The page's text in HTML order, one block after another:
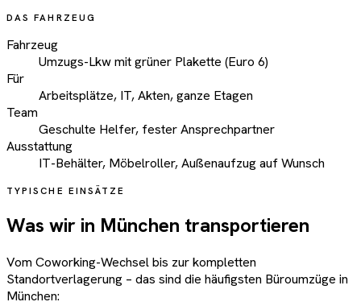
DAS FAHRZEUG
Fahrzeug
Umzugs-Lkw mit grüner Plakette (Euro 6)
Für
Arbeitsplätze, IT, Akten, ganze Etagen
Team
Geschulte Helfer, fester Ansprechpartner
Ausstattung
IT-Behälter, Möbelroller, Außenaufzug auf Wunsch
TYPISCHE EINSÄTZE
Was wir in München transportieren
Vom Coworking-Wechsel bis zur kompletten
Standortverlagerung – das sind die häufigsten Büroumzüge in
München: